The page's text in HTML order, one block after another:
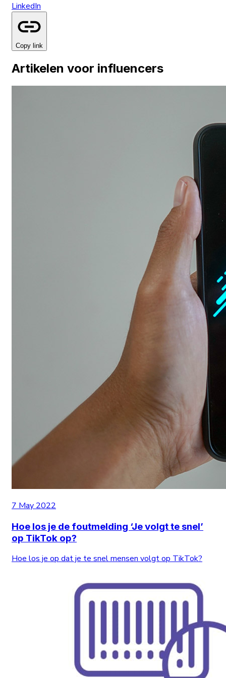
LinkedIn
Copy link
Artikelen voor influencers
7 May 2022
Hoe los je de foutmelding ‘Je volgt te snel’
op TikTok op?
Hoe los je op dat je te snel mensen volgt op TikTok?